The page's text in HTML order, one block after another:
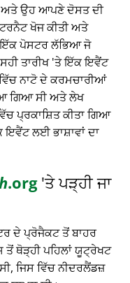
ਅਤੇ ਉਹ ਆਪਣੇ ਦੋਸਤ ਦੀ
ਖੋਜ ਕੀਤੀ ਅਤੇ
ਪੋਸਟਰ ਲੱਭਿਆ ਜੋ
ਤਾਰੀਖ 'ਤੇ ਇੱਕ ਇਵੈਂਟ
ਨਾਟੋ ਦੇ ਕਰਮਚਾਰੀਆਂ
ਗਿਆ ਸੀ ਅਤੇ ਲੇਖ
ਪ੍ਰਕਾਸ਼ਿਤ ਕੀਤਾ ਗਿਆ
ਲਈ ਭਾਸ਼ਾਵਾਂ ਦਾ
.org'ਤੇ ਪੜ੍ਹੀ ਜਾ
ਦੇ ਪ੍ਰੋਜੈਕਟ ਤੋਂ ਬਾਹਰ
ਥੋੜ੍ਹੀ ਪਹਿਲਾਂ ਯੂਟ੍ਰੇਖਟ
ਜਿਸ ਵਿੱਚ ਨੀਦਰਲੈਂਡਜ਼